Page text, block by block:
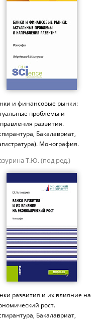
и финансовые рынки:
проблемы и
развития.
Бакалавриат,
Монография.
Т.Ю. (под ред.)
развития и их влияние на
рост.
Бакалавриат,